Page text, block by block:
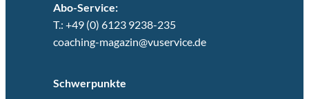
Abo-Service:
T.: +49 (0) 6123 9238-235
coaching-magazin@vuservice.de
Schwerpunkte